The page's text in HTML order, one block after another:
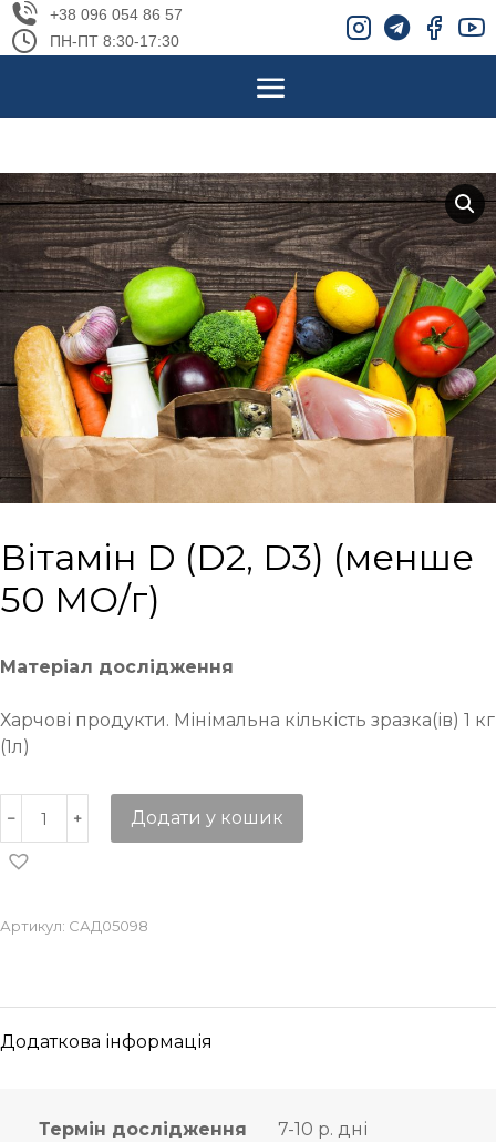
+38 096 054 86 57
ПН-ПТ 8:30-17:30
Вітамін D (D2, D3) (менше
50 МО/г)
Матеріал дослідження
Харчові продукти. Мінімальна кількість зразка(ів) 1 кг
(1л)
Додати у кошик
Артикул: САД05098
Додаткова інформація
Термін дослідження
7-10 р. дні